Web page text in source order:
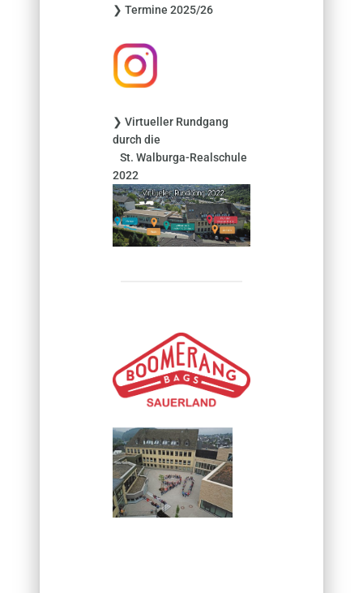
a
h
:
❯ Termine 2025/26
❯ Virtueller Rundgang
durch die
St. Walburga-Realschule
2022